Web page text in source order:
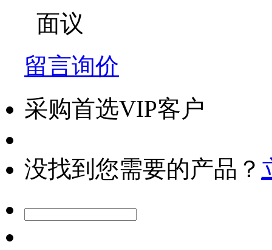
面议
留言询价
采购首选VIP客户
没找到您需要的产品？